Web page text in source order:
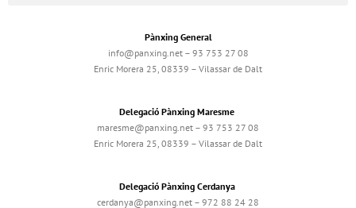
Pànxing General
info@panxing.net – 93 753 27 08
Enric Morera 25, 08339 – Vilassar de Dalt
Delegació Pànxing Maresme
maresme@panxing.net – 93 753 27 08
Enric Morera 25, 08339 – Vilassar de Dalt
Delegació Pànxing Cerdanya
cerdanya@panxing.net – 972 88 24 28